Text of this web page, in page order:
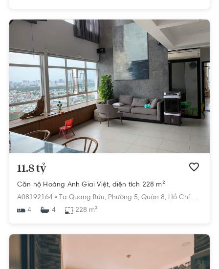
11.8 tỷ
Căn hộ Hoàng Anh Giai Việt, diện tích 228 m²
A08192164 •
Tạ Quang Bửu, Phường 5, Quận 8, Hồ Chí Minh
4
4 228 m²